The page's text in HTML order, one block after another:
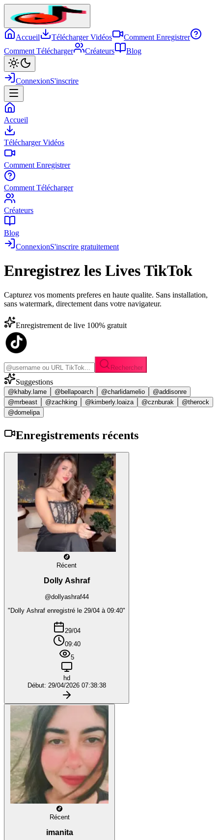
Accueil Télécharger Vidéos
Comment Enregistrer
Comment Télécharger
Créateurs Blog
ConnexionS'inscrire
Accueil
Télécharger Vidéos
Comment Enregistrer
Comment Télécharger
Créateurs
Blog
ConnexionS'inscrire gratuitement
Enregistrez les Lives TikTok
Capturez vos moments preferes en haute qualite. Sans installation,
sans watermark, directement dans votre navigateur.
Enregistrement de live 100% gratuit
Rechercher
Suggestions
@khaby.lame @bellapoarch @charlidamelio
@addisonre
@mrbeast
@zachking @kimberly.loaiza @cznburak
@therock
@domelipa
Enregistrements récents
Récent
Dolly Ashraf
@dollyashraf44
"Dolly Ashraf enregistré le 29/04 à 09:40"
29/04
09:40
5
hd
Début: 29/04/2026 07:38:38
Récent
imanita